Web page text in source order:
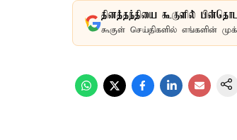
தினத்தந்தியை கூகுளில்
கூகுள் செய்திகளில் எங்களின்